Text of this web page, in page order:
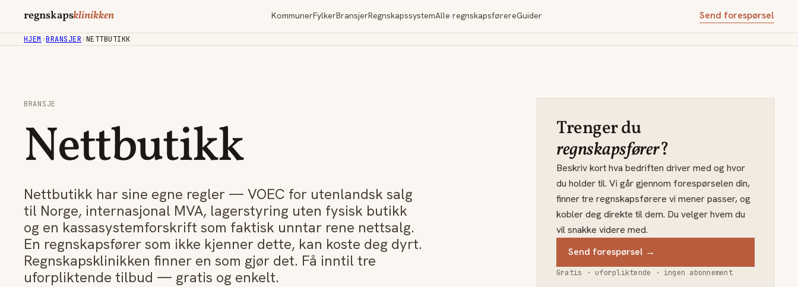
regnskapsklinikken KommunerFylkerBransjerRegnskapssystemAlle regnskapsførereGuider Send forespørsel
HJEM ›BRANSJER›NETTBUTIKK
BRANSJE
Nettbutikk
Nettbutikk har sine egne regler — VOEC for utenlandsk salg
til Norge, internasjonal MVA, lagerstyring uten fysisk butikk
og en kassasystemforskrift som faktisk unntar rene nettsalg.
En regnskapsfører som ikke kjenner dette, kan koste deg dyrt.
Regnskapsklinikken finner en som gjør det. Få inntil tre
uforpliktende tilbud — gratis og enkelt.
Trenger du
regnskapsfører?
Beskriv kort hva bedriften driver med og hvor
du holder til. Vi går gjennom forespørselen din,
finner tre regnskapsførere vi mener passer, og
kobler deg direkte til dem. Du velger hvem du
vil snakke videre med.
Send forespørsel →
Gratis · uforpliktende · ingen abonnement